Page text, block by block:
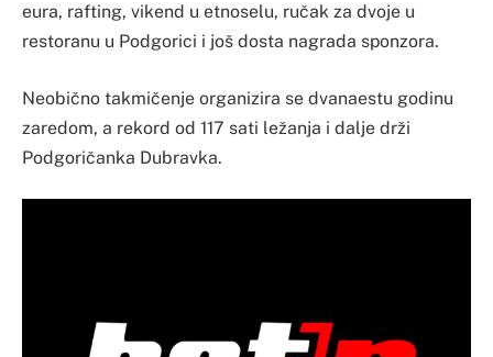
eura, rafting, vikend u etnoselu, ručak za dvoje u
restoranu u Podgorici i još dosta nagrada sponzora.
Neobično takmičenje organizira se dvanaestu godinu
zaredom, a rekord od 117 sati ležanja i dalje drži
Podgoričanka Dubravka.